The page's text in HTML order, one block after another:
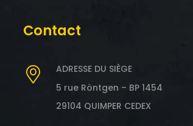
Contact
ADRESSE DU SIÈGE
5 rue Röntgen – BP 1454
29104 QUIMPER CEDEX